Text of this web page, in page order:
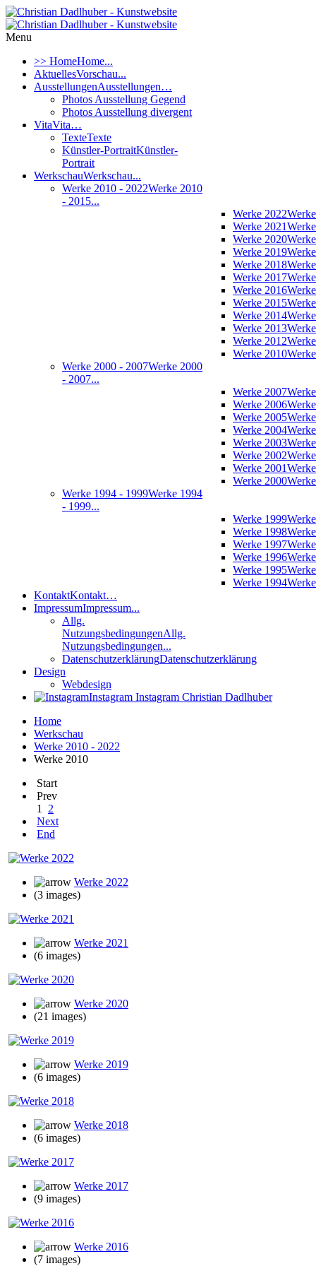
Menu
>> HomeHome...
AktuellesVorschau...
AusstellungenAusstellungen…
Photos Ausstellung Gegend
Photos Ausstellung divergent
VitaVita…
TexteTexte
Künstler-PortraitKünstler-
Portrait
WerkschauWerkschau...
Werke 2010 - 2022Werke 2010
- 2015...
Werke 2022
Werke 2021
Werke 2020
Werke 2019
Werke 2018
Werke 2017
Werke 2016
Werke 2015
Werke 2014
Werke 2013
Werke 2012
Werke 2010
Werke 2000 - 2007Werke 2000
- 2007...
Werke 2007
Werke 2006
Werke 2005
Werke 2004
Werke 2003
Werke 2002
Werke 2001
Werke 2000
Werke 1994 - 1999Werke 1994
- 1999...
Werke 1999
Werke 1998
Werke 1997
Werke 1996
Werke 1995
Werke 1994
KontaktKontakt…
ImpressumImpressum...
Allg.
NutzungsbedingungenAllg.
Nutzungsbedingungen...
DatenschutzerklärungDatenschutzerklärung
Design
Webdesign
Instagram Instagram Christian Dadlhuber
Home
Werkschau
Werke 2010 - 2022
Werke 2010
Start
Prev
1
2
Next
End
Werke 2022
(3 images)
Werke 2021
(6 images)
Werke 2020
(21 images)
Werke 2019
(6 images)
Werke 2018
(6 images)
Werke 2017
(9 images)
Werke 2016
(7 images)